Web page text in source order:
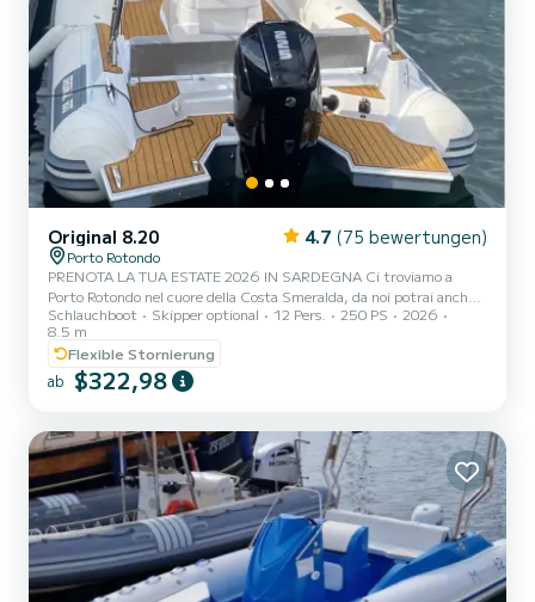
Original 8.20 4.7 (75 bewertungen)
Porto Rotondo
PRENOTA LA TUA ESTATE 2026 IN SARDEGNA Ci troviamo a
Porto Rotondo nel cuore della Costa Smeralda, da noi potrai anche
trovare il parcheggio della tua macchina custodito ed anche un
piccolo bar per potersi rilassare guardando il nostro meraviglioso
mare. In questo bellissimo gommone possiamo trovarci: .Doccetta
.1 Bagno .frigorifero .Tendalino copri sole .Usb .Motore Mercury
2024 200hp .Tappezzeria completa .Borsa ghiaccio .Musica Itinerari
Schlauchboot Skipper optional 12 Pers. 250 PS
2026
8.5 m
Flexible Stornierung
ab $322,98